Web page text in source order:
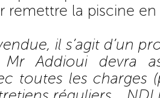
remettre la piscine en
il s’agit d’un
Mr Addioui devra
toutes les charges